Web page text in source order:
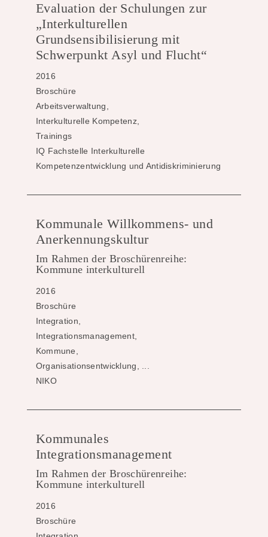
Evaluation der Schulungen zur
„Interkulturellen
Grundsensibilisierung mit
Schwerpunkt Asyl und Flucht“
2016
Broschüre
Arbeitsverwaltung,
Interkulturelle Kompetenz,
Trainings
IQ Fachstelle Interkulturelle
Kompetenzentwicklung und Antidiskriminierung
Kommunale Willkommens- und
Anerkennungskultur
Im Rahmen der Broschürenreihe:
Kommune interkulturell
2016
Broschüre
Integration,
Integrationsmanagement,
Kommune,
Organisationsentwicklung, ...
NIKO
Kommunales
Integrationsmanagement
Im Rahmen der Broschürenreihe:
Kommune interkulturell
2016
Broschüre